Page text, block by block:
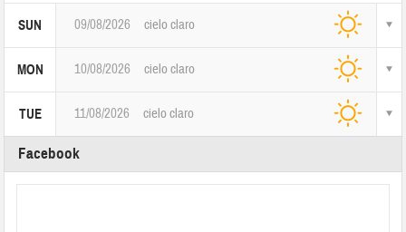
SUN 09/08/2026 cielo claro
MON 10/08/2026 cielo claro
TUE 11/08/2026 cielo claro
Facebook